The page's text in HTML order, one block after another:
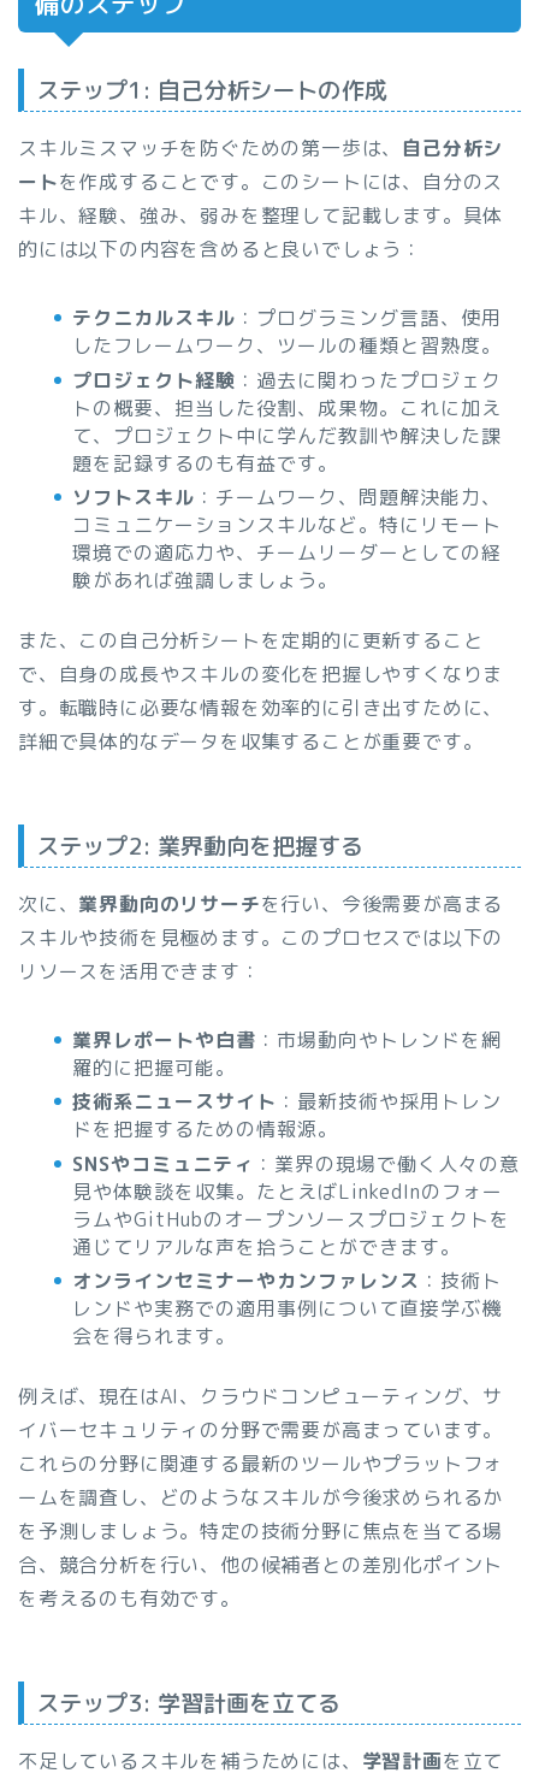
ステップ1: 自己分析シートの作成
スキルミスマッチを防ぐための第一歩は、 自己分析シ
ートを作成することです。このシートには、自分のス
キル、経験、強み、弱みを整理して記載します。具体
的には以下の内容を含めると良いでしょう：
テクニカルスキル ：プログラミング言語、使用
したフレームワーク、ツールの種類と習熟度。
プロジェクト経験 ：過去に関わったプロジェク
トの概要、担当した役割、成果物。これに加え
て、プロジェクト中に学んだ教訓や解決した課
題を記録するのも有益です。
ソフトスキル ：チームワーク、問題解決能力、
コミュニケーションスキルなど。特にリモート
環境での適応力や、チームリーダーとしての経
験があれば強調しましょう。
また、この自己分析シートを定期的に更新すること
で、自身の成長やスキルの変化を把握しやすくなりま
す。転職時に必要な情報を効率的に引き出すために、
詳細で具体的なデータを収集することが重要です。
ステップ2: 業界動向を把握する
次に、 業界動向のリサーチを行い、今後需要が高まる
スキルや技術を見極めます。このプロセスでは以下の
リソースを活用できます：
業界レポートや白書 ：市場動向やトレンドを網
羅的に把握可能。
技術系ニュースサイト ：最新技術や採用トレン
ドを把握するための情報源。
SNSやコミュニティ ：業界の現場で働く人々の意
見や体験談を収集。たとえばLinkedInのフォー
ラムやGitHubのオープンソースプロジェクトを
通じてリアルな声を拾うことができます。
オンラインセミナーやカンファレンス ：技術ト
レンドや実務での適用事例について直接学ぶ機
会を得られます。
例えば、現在はAI、クラウドコンピューティング、サ
イバーセキュリティの分野で需要が高まっています。
これらの分野に関連する最新のツールやプラットフォ
ームを調査し、どのようなスキルが今後求められるか
を予測しましょう。特定の技術分野に焦点を当てる場
合、競合分析を行い、他の候補者との差別化ポイント
を考えるのも有効です。
ステップ3: 学習計画を立てる
不足しているスキルを補うためには、 学習計画を立て